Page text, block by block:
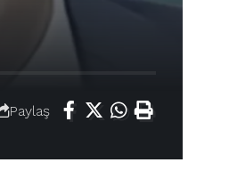
Paylaş